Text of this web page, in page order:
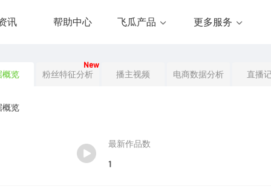
讯 帮助中心 飞瓜产品 更多服务
概览 粉丝特征分析
New
播主视频 电商数据分析 直播
概览
最新作品数
1